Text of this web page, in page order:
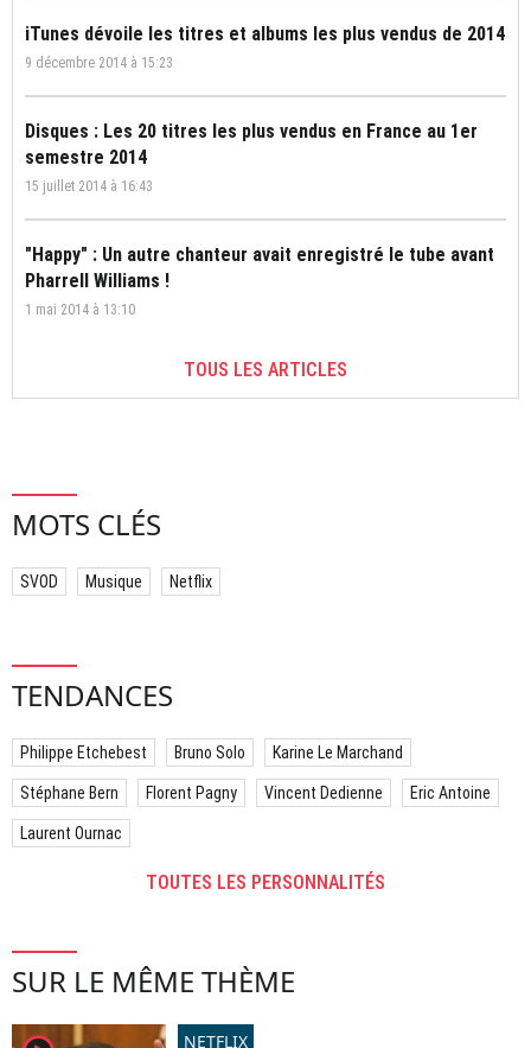
iTunes dévoile les titres et albums les plus vendus de 2014
9 décembre 2014 à 15:23
Disques : Les 20 titres les plus vendus en France au 1er
semestre 2014
15 juillet 2014 à 16:43
"Happy" : Un autre chanteur avait enregistré le tube avant
Pharrell Williams !
1 mai 2014 à 13:10
TOUS LES ARTICLES
MOTS CLÉS
SVOD Musique Netflix
TENDANCES
Philippe Etchebest Bruno Solo Karine Le Marchand
Stéphane Bern Florent Pagny Vincent Dedienne Eric Antoine
Laurent Ournac
TOUTES LES PERSONNALITÉS
SUR LE MÊME THÈME
NETFLIX